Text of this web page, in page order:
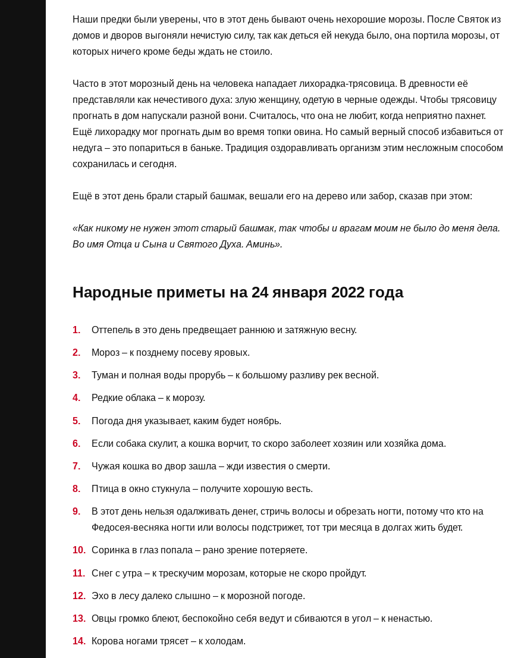
Наши предки были уверены, что в этот день бывают очень нехорошие морозы. После Святок из
домов и дворов выгоняли нечистую силу, так как деться ей некуда было, она портила морозы, от
которых ничего кроме беды ждать не стоило.
Часто в этот морозный день на человека нападает лихорадка-трясовица. В древности её
представляли как нечестивого духа: злую женщину, одетую в черные одежды. Чтобы трясовицу
прогнать в дом напускали разной вони. Считалось, что она не любит, когда неприятно пахнет.
Ещё лихорадку мог прогнать дым во время топки овина. Но самый верный способ избавиться от
недуга – это попариться в баньке. Традиция оздоравливать организм этим несложным способом
сохранилась и сегодня.
Ещё в этот день брали старый башмак, вешали его на дерево или забор, сказав при этом:
«Как никому не нужен этот старый башмак, так чтобы и врагам моим не было до меня дела.
Во имя Отца и Сына и Святого Духа. Аминь».
Народные приметы на 24 января 2022 года
Оттепель в это день предвещает раннюю и затяжную весну.
Мороз – к позднему посеву яровых.
Туман и полная воды прорубь – к большому разливу рек весной.
Редкие облака – к морозу.
Погода дня указывает, каким будет ноябрь.
Если собака скулит, а кошка ворчит, то скоро заболеет хозяин или хозяйка дома.
Чужая кошка во двор зашла – жди известия о смерти.
Птица в окно стукнула – получите хорошую весть.
В этот день нельзя одалживать денег, стричь волосы и обрезать ногти, потому что кто на
Федосея-весняка ногти или волосы подстрижет, тот три месяца в долгах жить будет.
Соринка в глаз попала – рано зрение потеряете.
Снег с утра – к трескучим морозам, которые не скоро пройдут.
Эхо в лесу далеко слышно – к морозной погоде.
Овцы громко блеют, беспокойно себя ведут и сбиваются в угол – к ненастью.
Корова ногами трясет – к холодам.